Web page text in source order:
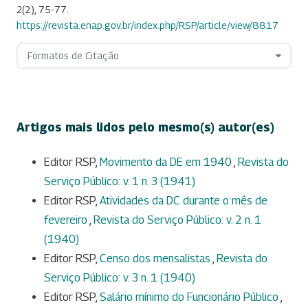
2(2), 75-77.
https://revista.enap.gov.br/index.php/RSP/article/view/8817
Formatos de Citação
Artigos mais lidos pelo mesmo(s) autor(es)
Editor RSP, Movimento da DE em 1940 , Revista do
Serviço Público: v. 1 n. 3 (1941)
Editor RSP, Atividades da DC durante o mês de
fevereiro , Revista do Serviço Público: v. 2 n. 1
(1940)
Editor RSP, Censo dos mensalistas , Revista do
Serviço Público: v. 3 n. 1 (1940)
Editor RSP, Salário mínimo do Funcionário Público ,